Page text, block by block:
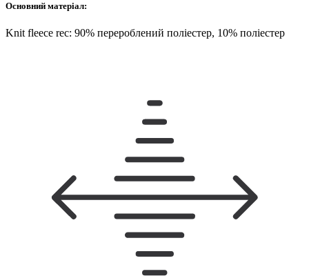
Основний матеріал:
Knit fleece rec: 90% перероблений поліестер, 10% поліестер